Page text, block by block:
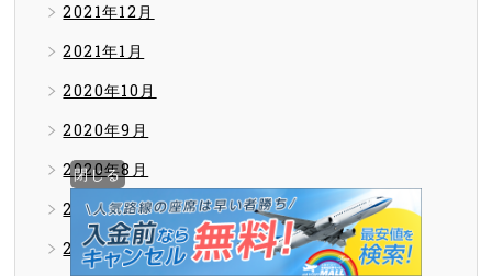
2021年12月
2021年1月
2020年10月
2020年9月
2020年8月
2020年7月
2020年6月
閉じる